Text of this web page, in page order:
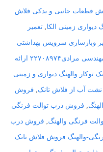
قطعات جانبی و یدکی فلاش
دیواری زمینی الکا, تعمیر
وبازسازی سرویس بهداشتی
خدمات فنی مهندسی مرادی۲۲۷۰۸۹۷۴ ارائه
توکار والهنگ دیواری و زمینی
آب از فلاش تانک, فروش
, فروش درب توالت فرنگی
فرنگی والهنگ, فروش درب
والهنگ فروش فلاش تانک